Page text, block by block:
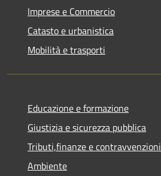
Imprese e Commercio
Catasto e urbanistica
Mobilità e trasporti
Educazione e formazione
Giustizia e sicurezza pubblica
Tributi,finanze e contravvenzioni
Ambiente